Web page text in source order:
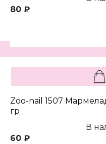
80 ₽
Zoo-nail 1507
гр
В
60 ₽